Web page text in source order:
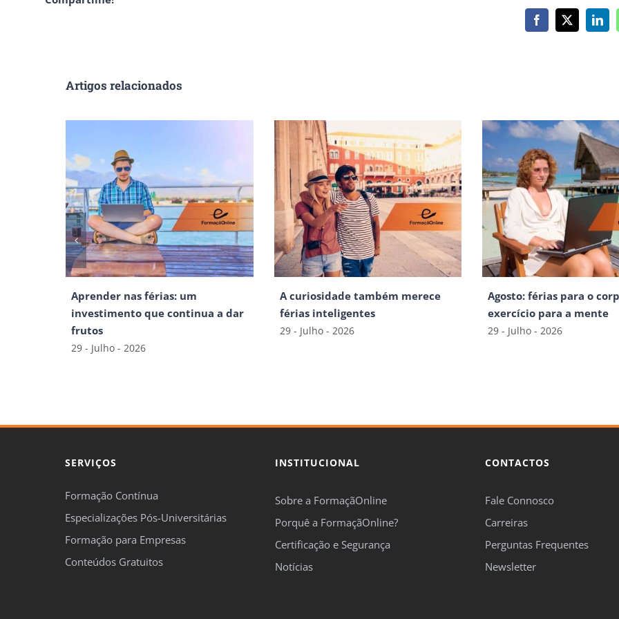
Facebook
X
Artigos relacionados
Aprender nas férias: um
investimento que continua a dar
frutos
29 - Julho - 2026
A curiosidade também merece
férias inteligentes
29 - Julho - 2026
Agosto: férias para o
exercício para a mente
29 - Julho - 2026
SERVIÇOS
Formação Contínua
Especializações Pós-Universitárias
Formação para Empresas
Conteúdos Gratuitos
INSTITUCIONAL
Sobre a FormaçãOnline
Porquê a FormaçãOnline?
Certificação e Segurança
Notícias
CONTACTOS
Fale Connosco
Carreiras
Perguntas Frequentes
Newsletter